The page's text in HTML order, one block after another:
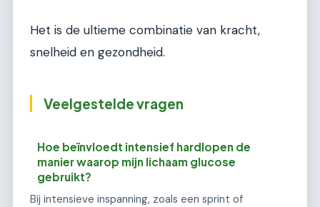
Het is de ultieme combinatie van kracht,
snelheid en gezondheid.
Veelgestelde vragen
Hoe beïnvloedt intensief hardlopen de
manier waarop mijn lichaam glucose
gebruikt?
Bij intensieve inspanning, zoals een sprint of